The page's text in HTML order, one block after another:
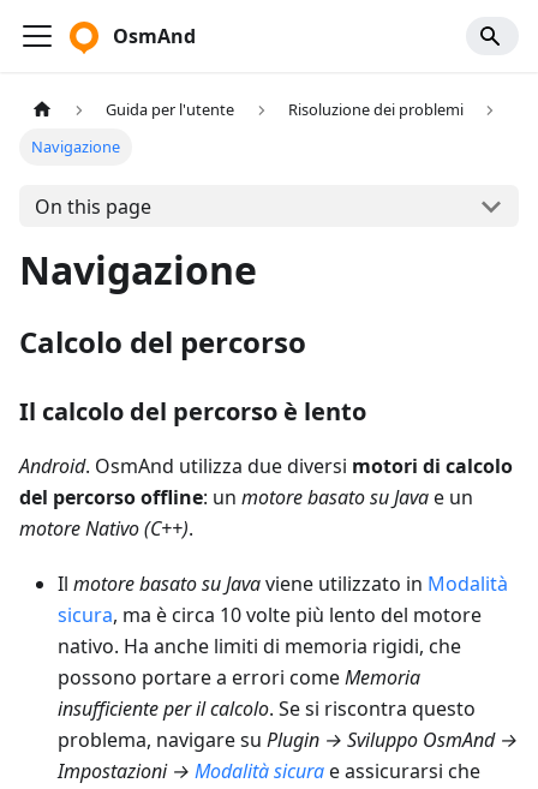
OsmAnd
Guida per l'utente
Risoluzione dei problemi
Navigazione
On this page
Navigazione
Calcolo del percorso
Il calcolo del percorso è lento
Android. OsmAnd utilizza due diversi motori di calcolo
del percorso offline: un motore basato su Javae un
motore Nativo (C++).
Il motore basato su Javaviene utilizzato in Modalità
sicura, ma è circa 10 volte più lento del motore
nativo. Ha anche limiti di memoria rigidi, che
possono portare a errori comeMemoria
insufficiente per il calcolo. Se si riscontra questo
problema, navigare su Plugin → Sviluppo OsmAnd →
Impostazioni → Modalità sicurae assicurarsi che